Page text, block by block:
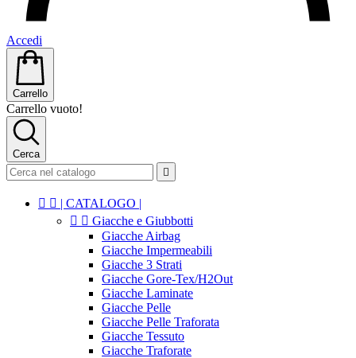
Accedi
Carrello
Carrello vuoto!
Cerca

  | CATALOGO |
  Giacche e Giubbotti
Giacche Airbag
Giacche Impermeabili
Giacche 3 Strati
Giacche Gore-Tex/H2Out
Giacche Laminate
Giacche Pelle
Giacche Pelle Traforata
Giacche Tessuto
Giacche Traforate